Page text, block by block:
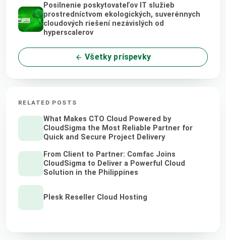
Posilnenie poskytovateľov IT služieb
prostredníctvom ekologických, suverénnych
cloudových riešení nezávislých od
hyperscalerov
Všetky príspevky
RELATED POSTS
What Makes CTO Cloud Powered by
CloudSigma the Most Reliable Partner for
Quick and Secure Project Delivery
From Client to Partner: Comfac Joins
CloudSigma to Deliver a Powerful Cloud
Solution in the Philippines
Plesk Reseller Cloud Hosting